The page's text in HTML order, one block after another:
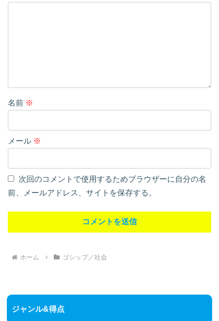
名前 ※
メール ※
次回のコメントで使用するためブラウザーに自分の名
前、メールアドレス、サイトを保存する。
ホーム ゴシップ／社会
ジャンル&得点